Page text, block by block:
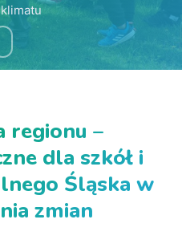
regionu –
dla szkół i
Śląska w
zmian